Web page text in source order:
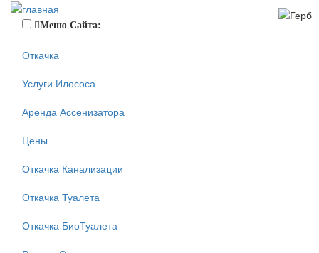
Меню Сайта:
Откачка
Услуги Илососа
Аренда Ассенизатора
Цены
Откачка Канализации
Откачка Туалета
Откачка БиоТуалета